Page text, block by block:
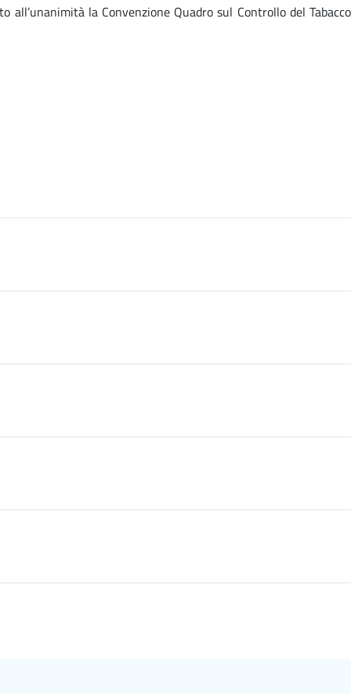
la Convenzione Quadro sul Controllo del Tabacco